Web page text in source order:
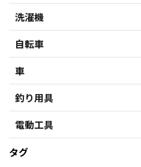
洗濯機
自転車
車
釣り用具
電動工具
タグ